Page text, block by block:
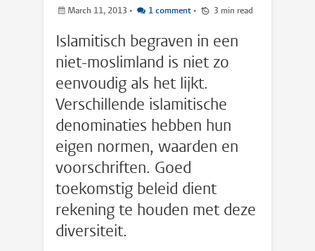
March 11, 2013 • 1 comment • 3 min read
Islamitisch begraven in een
niet-moslimland is niet zo
eenvoudig als het lijkt.
Verschillende islamitische
denominaties hebben hun
eigen normen, waarden en
voorschriften. Goed
toekomstig beleid dient
rekening te houden met deze
diversiteit.